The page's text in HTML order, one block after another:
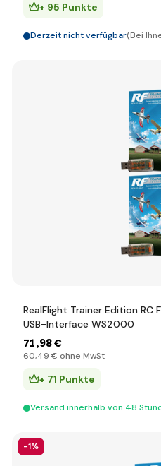
+ 95 Punkte
Derzeit nicht verfügbar(Bei
RealFlight Trainer Edition RC
USB-Interface WS2000
71,98 €
60,49 € ohne MwSt
+ 71 Punkte
Versand innerhalb von 48
-1%